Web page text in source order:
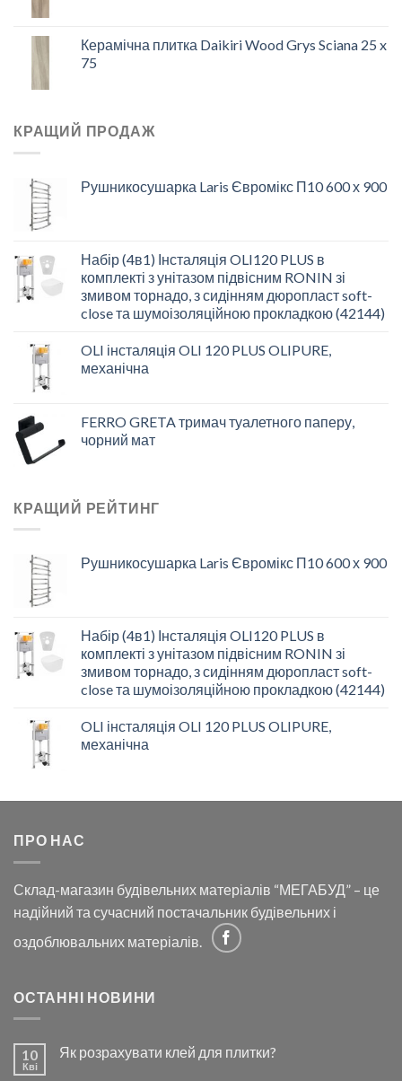
Керамічна плитка Daikiri Wood Grys Sciana 25 x
75
КРАЩИЙ ПРОДАЖ
Рушникосушарка Laris Євромікс П10 600 х 900
Набір (4в1) Інсталяція OLI120 PLUS в
комплекті з унітазом підвісним RONIN зі
змивом торнадо, з сидінням дюропласт soft-
close та шумоізоляційною прокладкою (42144)
OLI інсталяція OLI 120 PLUS OLIPURE,
механічна
FERRO GRETA тримач туалетного паперу,
чорний мат
КРАЩИЙ РЕЙТИНГ
Рушникосушарка Laris Євромікс П10 600 х 900
Набір (4в1) Інсталяція OLI120 PLUS в
комплекті з унітазом підвісним RONIN зі
змивом торнадо, з сидінням дюропласт soft-
close та шумоізоляційною прокладкою (42144)
OLI інсталяція OLI 120 PLUS OLIPURE,
механічна
ПРО НАС
Склад-магазин будівельних матеріалів “МЕГАБУД” – це
надійний та сучасний постачальник будівельних і
оздоблювальних матеріалів.
ОСТАННІ НОВИНИ
10
Кві
Як розрахувати клей для плитки?